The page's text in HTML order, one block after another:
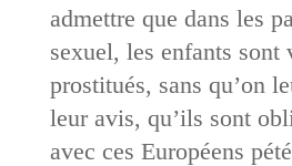
admettre que dans les
sexuel, les enfants sont
prostitués, sans qu’on
leur avis, qu’ils sont
avec ces Européens